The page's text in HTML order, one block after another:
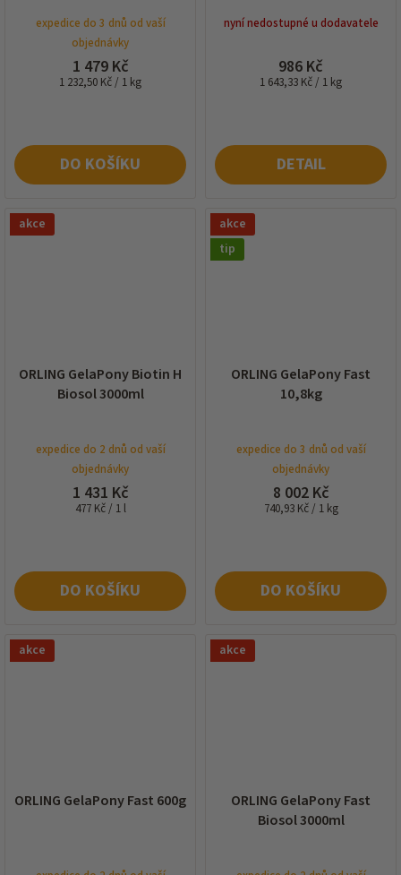
expedice do 3 dnů od vaší
objednávky
1 479 Kč
Měrná
1 232,50 Kč / 1 kg
DO KOŠÍKU
nyní nedostupné u dodavatele
986 Kč
Měrná
1 643,33 Kč / 1 kg
DETAIL
akce
ORLING GelaPony Biotin H
Biosol 3000ml
expedice do 2 dnů od vaší
objednávky
1 431 Kč
Měrná
477 Kč / 1 l
DO KOŠÍKU
akce
tip
ORLING GelaPony Fast
10,8kg
expedice do 3 dnů od vaší
objednávky
8 002 Kč
Měrná
740,93 Kč / 1 kg
DO KOŠÍKU
akce
ORLING GelaPony Fast 600g
akce
ORLING GelaPony Fast
Biosol 3000ml